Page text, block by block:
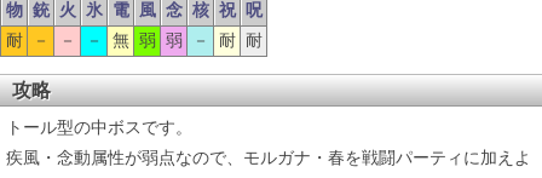
物 銃 火 氷 電 風 念 核 祝 呪
耐
－ － － 無 弱 弱 － 耐 耐
攻略
トール型の中ボスです。
疾風・念動属性が弱点なので、モルガナ・春を戦闘パーティに加えよ